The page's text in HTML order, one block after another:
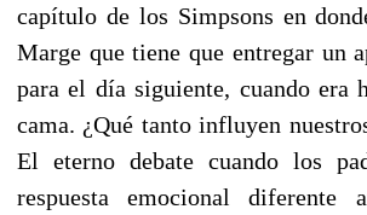
capítulo de los Simpsons en
Marge que tiene que entregar un
para el día siguiente, cuando era
cama. ¿Qué tanto influyen
El eterno debate cuando los
respuesta emocional diferente